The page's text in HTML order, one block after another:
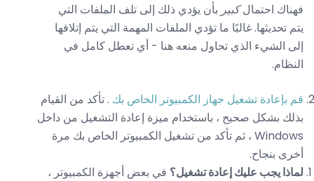
فهناك احتمالكبير بأن يؤدي ذلك إلى تلف الملفات التي
يتم تحديثها. غالبًا ما تؤدي الملفات المهمة التي يتم إتلافها
إلى الشيء الذي تحاول منعه هنا - أي تعطل كامل في
النظام.
قم بإعادة تشغيل جهاز الكمبيوتر الخاص بك . تأكد من القيام
بذلك بشكل صحيح ، باستخدام ميزة إعادة التشغيل من داخل
Windows ، ثم تأكد من تشغيل الكمبيوتر الخاص بك مرة
أخرى بنجاح.
لماذا يجب عليك إعادة تشغيل؟ في بعض أجهزة الكمبيوتر ،